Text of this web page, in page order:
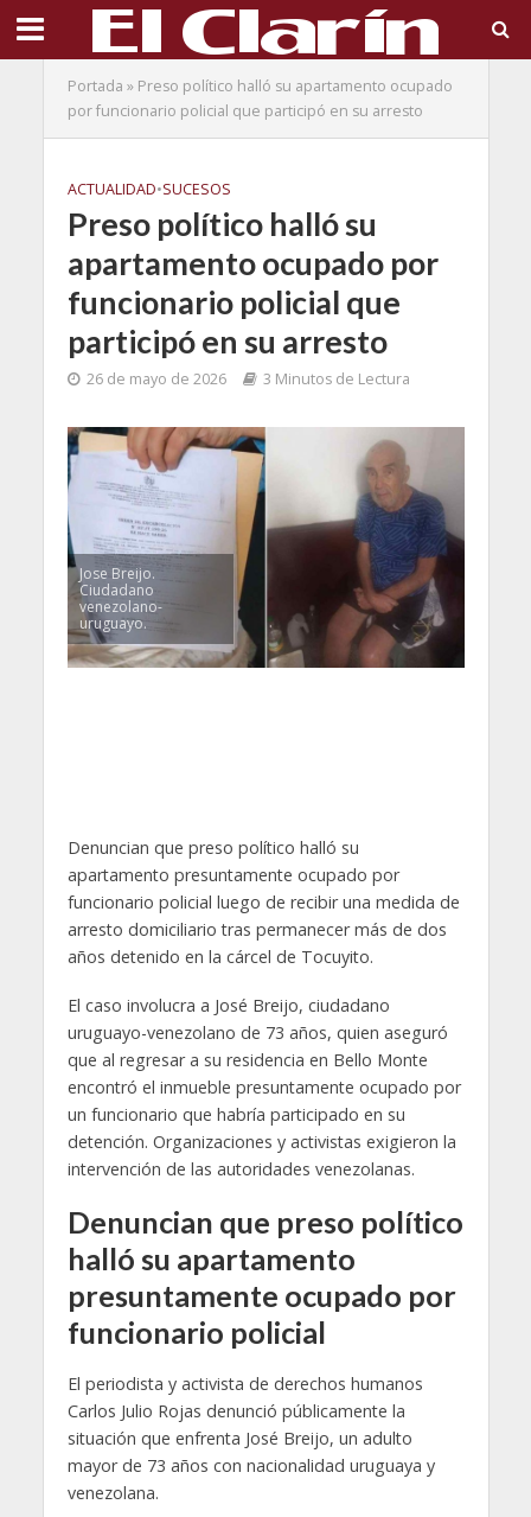
Portada » Preso político halló su apartamento ocupado
por funcionario policial que participó en su arresto
ACTUALIDAD•SUCESOS
Preso político halló su
apartamento ocupado por
funcionario policial que
participó en su arresto
26 de mayo de 2026 3 Minutos de Lectura
Jose Breijo.
Ciudadano
venezolano-
uruguayo.
Denuncian que preso político halló su
apartamento presuntamente ocupado por
funcionario policial luego de recibir una medida de
arresto domiciliario tras permanecer más de dos
años detenido en la cárcel de Tocuyito.
El caso involucra a José Breijo, ciudadano
uruguayo-venezolano de 73 años, quien aseguró
que al regresar a su residencia en Bello Monte
encontró el inmueble presuntamente ocupado por
un funcionario que habría participado en su
detención. Organizaciones y activistas exigieron la
intervención de las autoridades venezolanas.
Denuncian que preso político
halló su apartamento
presuntamente ocupado por
funcionario policial
El periodista y activista de derechos humanos
Carlos Julio Rojas denunció públicamente la
situación que enfrenta José Breijo, un adulto
mayor de 73 años con nacionalidad uruguaya y
venezolana.